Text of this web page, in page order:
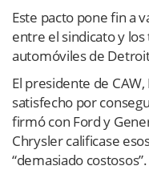
Este pacto pone fin a
entre el sindicato y
automóviles de
El presidente de
satisfecho por
firmó con Ford y
Chrysler calificase
“demasiado costosos”.